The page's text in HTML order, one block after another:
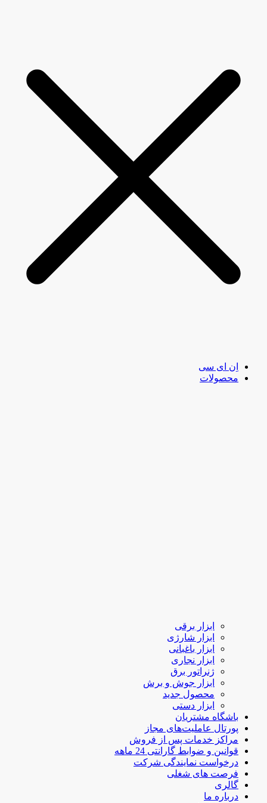
اِن ای سی
محصولات
ابزار برقی
ابزار شارژی
ابزار باغبانی
ابزار نجاری
ژنراتور برق
ابزار جوش و برش
محصول جدید
ابزار دستی
باشگاه مشتریان
پورتال عاملیت‌های مجاز
مراکز خدمات پس از فروش
قوانین و ضوابط گارانتی 24 ماهه
درخواست نمایندگی شرکت
فرصت های شغلی
گالری
درباره ما